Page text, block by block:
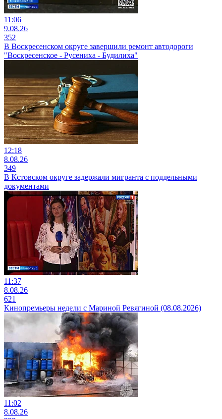
11:06
9.08.26
352
В Воскресенском округе завершили ремонт автодороги
"Воскресенское - Русениха - Будилиха"
12:18
8.08.26
349
В Кстовском округе задержали мигранта с поддельными
документами
11:37
8.08.26
621
Кинопремьеры недели с Мариной Ревягиной (08.08.2026)
11:02
8.08.26